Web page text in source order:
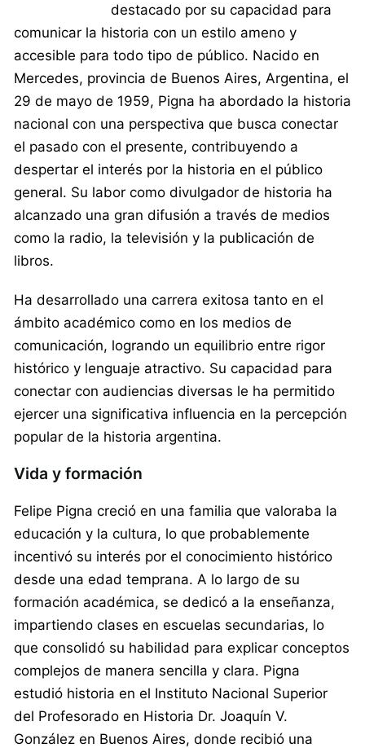
destacado por su capacidad para
comunicar la historia con un estilo ameno y
accesible para todo tipo de público. Nacido en
Mercedes, provincia de Buenos Aires, Argentina, el
29 de mayo de 1959, Pigna ha abordado la historia
nacional con una perspectiva que busca conectar
el pasado con el presente, contribuyendo a
despertar el interés por la historia en el público
general. Su labor como divulgador de historia ha
alcanzado una gran difusión a través de medios
como la radio, la televisión y la publicación de
libros.
Ha desarrollado una carrera exitosa tanto en el
ámbito académico como en los medios de
comunicación, logrando un equilibrio entre rigor
histórico y lenguaje atractivo. Su capacidad para
conectar con audiencias diversas le ha permitido
ejercer una significativa influencia en la percepción
popular de la historia argentina.
Vida y formación
Felipe Pigna creció en una familia que valoraba la
educación y la cultura, lo que probablemente
incentivó su interés por el conocimiento histórico
desde una edad temprana. A lo largo de su
formación académica, se dedicó a la enseñanza,
impartiendo clases en escuelas secundarias, lo
que consolidó su habilidad para explicar conceptos
complejos de manera sencilla y clara. Pigna
estudió historia en el Instituto Nacional Superior
del Profesorado en Historia Dr. Joaquín V.
González en Buenos Aires, donde recibió una